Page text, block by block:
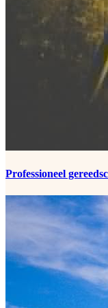
Professioneel